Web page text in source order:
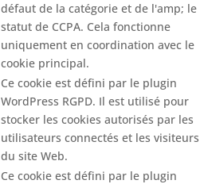
défaut de la catégorie et de l'amp; le
statut de CCPA. Cela fonctionne
uniquement en coordination avec le
cookie principal.
Ce cookie est défini par le plugin
WordPress RGPD. Il est utilisé pour
stocker les cookies autorisés par les
utilisateurs connectés et les visiteurs
du site Web.
Ce cookie est défini par le plugin